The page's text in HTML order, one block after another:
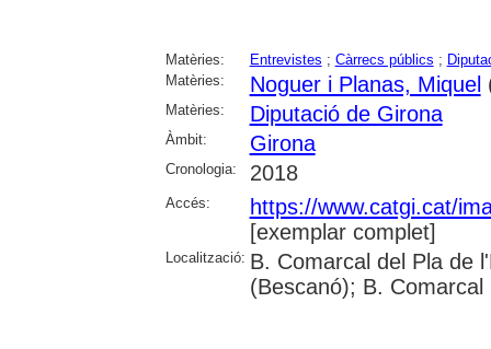
Matèries: Entrevistes ; Càrrecs públics ;
Matèries:
Noguer i Planas, Miquel
Matèries: Diputació de Girona
Àmbit: Girona
Cronologia: 2018
Accés:
https://www.catgi.cat/
[exemplar complet]
Localització: B. Comarcal del Pla de
(Bescanó); B.